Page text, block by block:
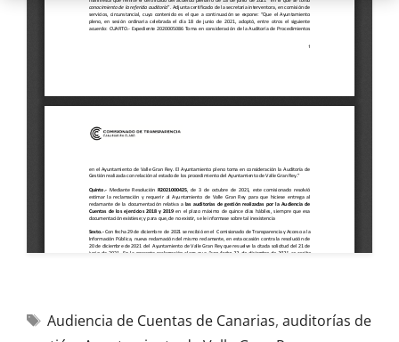
Audiencia de Cuentas de Canarias, auditorías de